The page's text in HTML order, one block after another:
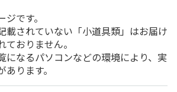
です。
載されていない「小道具類」はお届け
おりません。
になるパソコンなどの環境により、実
ります。